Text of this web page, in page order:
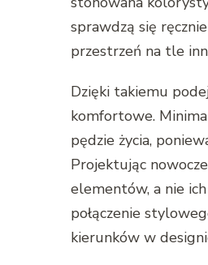
sprawdzą się
przestrzeń na tle
Dzięki takiemu
komfortowe.
pędzie życia,
Projektując
elementów, a nie
połączenie
kierunków w